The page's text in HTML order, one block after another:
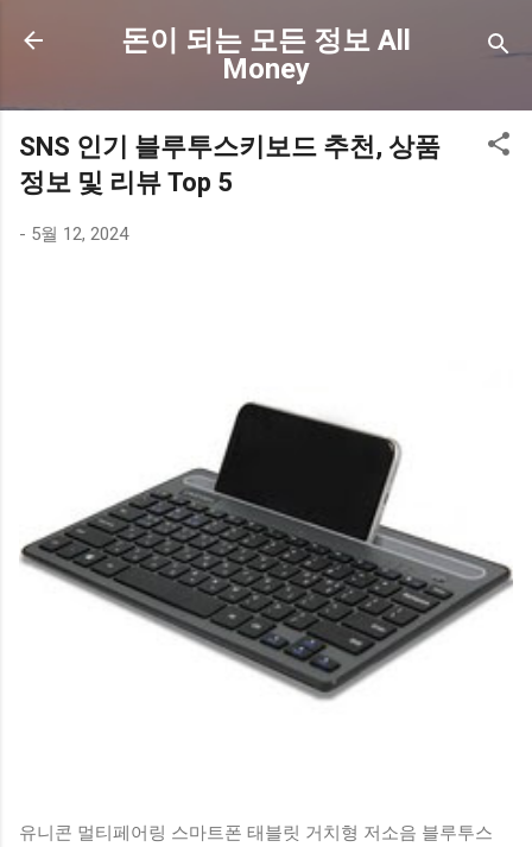
기본 콘텐츠로 건너뛰기
돈이 되는 모든 정보 All
Money
SNS 인기 블루투스키보드 추천, 상품
정보 및 리뷰 Top 5
- 5월 12, 2024
유니콘 멀티페어링 스마트폰 태블릿 거치형 저소음 블루투스